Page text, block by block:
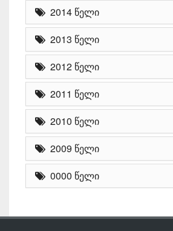
2014 წელი
2013 წელი
2012 წელი
2011 წელი
2010 წელი
2009 წელი
0000 წელი